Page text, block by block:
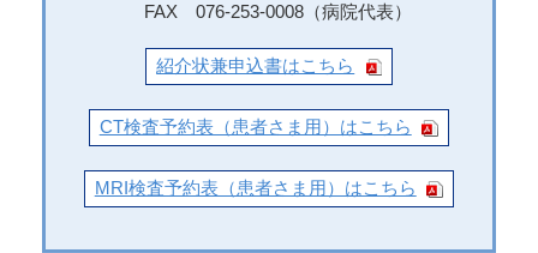
FAX 076-253-0008（病院代表）
紹介状兼申込書はこちら
CT検査予約表（患者さま用）はこちら
MRI検査予約表（患者さま用）はこちら